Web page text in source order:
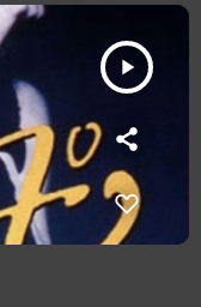
play_arrow